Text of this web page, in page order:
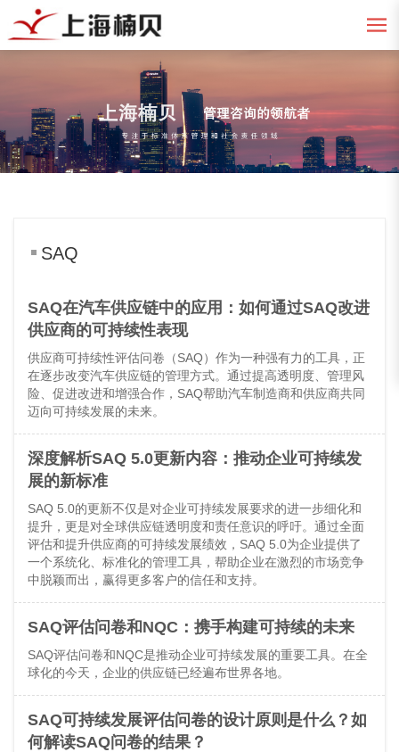
SAQ
SAQ在汽车供应链中的应用：如何通过SAQ改进
供应商的可持续性表现
供应商可持续性评估问卷（SAQ）作为一种强有力的工具，正
在逐步改变汽车供应链的管理方式。通过提高透明度、管理风
险、促进改进和增强合作，SAQ帮助汽车制造商和供应商共同
迈向可持续发展的未来。
深度解析SAQ 5.0更新内容：推动企业可持续发
展的新标准
SAQ 5.0的更新不仅是对企业可持续发展要求的进一步细化和
提升，更是对全球供应链透明度和责任意识的呼吁。通过全面
评估和提升供应商的可持续发展绩效，SAQ 5.0为企业提供了
一个系统化、标准化的管理工具，帮助企业在激烈的市场竞争
中脱颖而出，赢得更多客户的信任和支持。
SAQ评估问卷和NQC：携手构建可持续的未来
SAQ评估问卷和NQC是推动企业可持续发展的重要工具。在全
球化的今天，企业的供应链已经遍布世界各地。
SAQ可持续发展评估问卷的设计原则是什么？如
何解读SAQ问卷的结果？